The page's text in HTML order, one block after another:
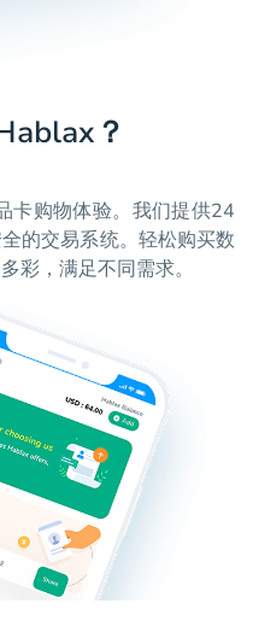
？
卡购物体验。我们提供24
的交易系统。轻松购买数
彩，满足不同需求。